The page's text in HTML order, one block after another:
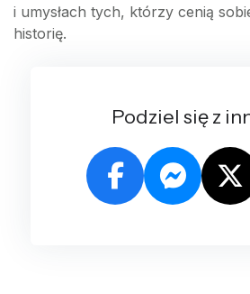
i umysłach tych, którzy cenią
historię.
Podziel się z